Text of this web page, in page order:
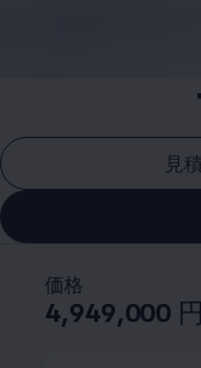
見
価格
4,949,000